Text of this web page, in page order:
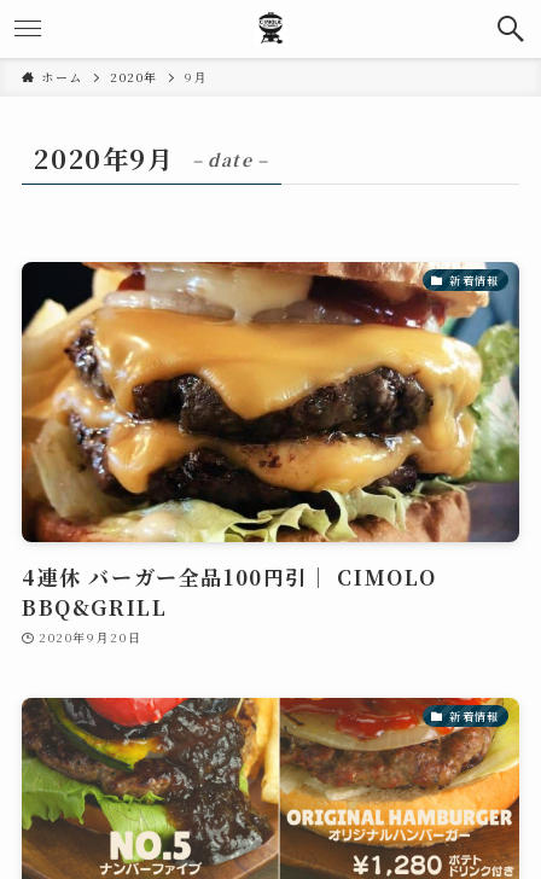
ホーム 2020年 9月
2020年9月 – date –
新着情報
4連休 バーガー全品100円引｜ CIMOLO
BBQ&GRILL
2020年9月20日
新着情報